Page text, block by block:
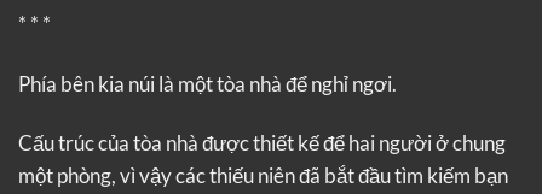
* * *
Phía bên kia núi là một tòa nhà để nghỉ ngơi.
Cấu trúc của tòa nhà được thiết kế để hai người ở chung
một phòng, vì vậy các thiếu niên đã bắt đầu tìm kiếm bạn